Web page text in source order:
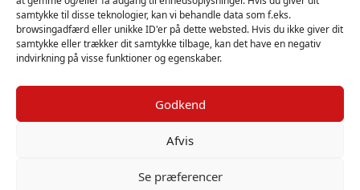
samtykke til disse teknologier, kan vi behandle data som f.eks.
browsingadfærd eller unikke ID'er på dette websted. Hvis du ikke giver dit
samtykke eller trækker dit samtykke tilbage, kan det have en negativ
indvirkning på visse funktioner og egenskaber.
Godkend
Afvis
Se præferencer